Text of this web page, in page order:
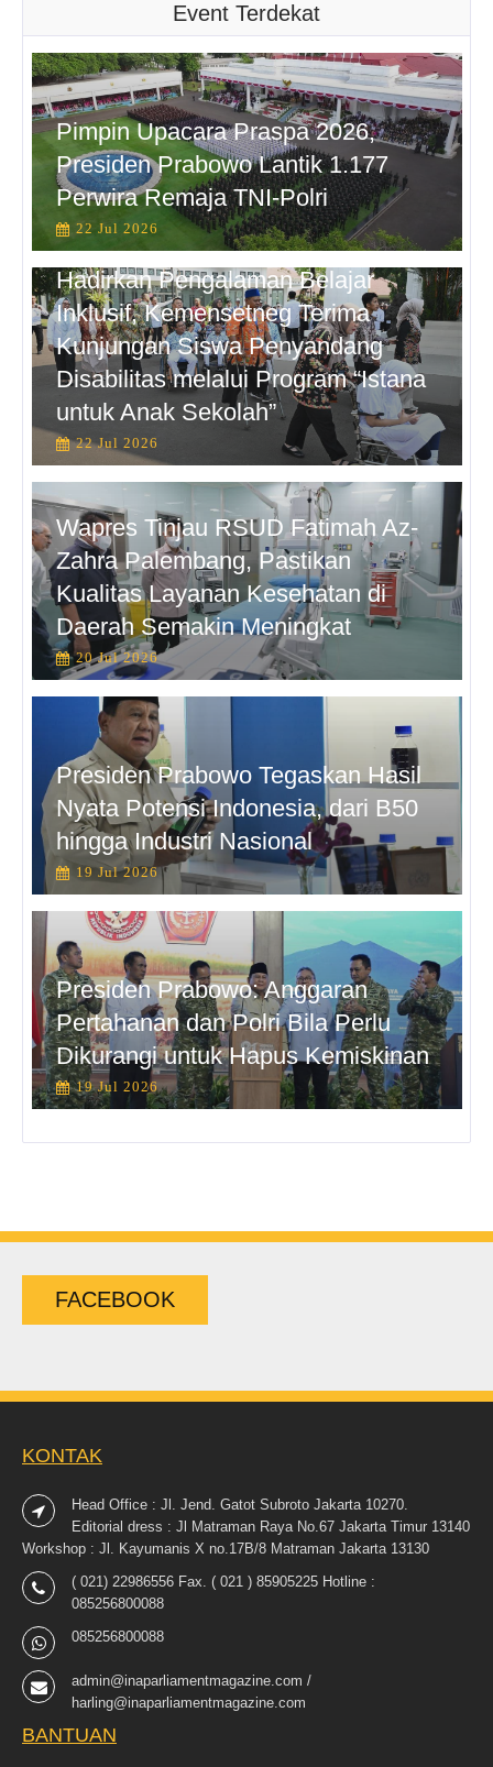
Event Terdekat
Pimpin Upacara Praspa 2026,
Presiden Prabowo Lantik 1.177
Perwira Remaja TNI-Polri
22 Jul 2026
Hadirkan Pengalaman Belajar
Inklusif, Kemensetneg Terima
Kunjungan Siswa Penyandang
Disabilitas melalui Program “Istana
untuk Anak Sekolah”
22 Jul 2026
Wapres Tinjau RSUD Fatimah Az-
Zahra Palembang, Pastikan
Kualitas Layanan Kesehatan di
Daerah Semakin Meningkat
20 Jul 2026
Presiden Prabowo Tegaskan Hasil
Nyata Potensi Indonesia, dari B50
hingga Industri Nasional
19 Jul 2026
Presiden Prabowo: Anggaran
Pertahanan dan Polri Bila Perlu
Dikurangi untuk Hapus Kemiskinan
19 Jul 2026
FACEBOOK
KONTAK
Head Office : Jl. Jend. Gatot Subroto Jakarta 10270.
Editorial dress : Jl Matraman Raya No.67 Jakarta Timur 13140
Workshop : Jl. Kayumanis X no.17B/8 Matraman Jakarta 13130
( 021) 22986556 Fax. ( 021 ) 85905225 Hotline :
085256800088
085256800088
admin@inaparliamentmagazine.com /
harling@inaparliamentmagazine.com
BANTUAN